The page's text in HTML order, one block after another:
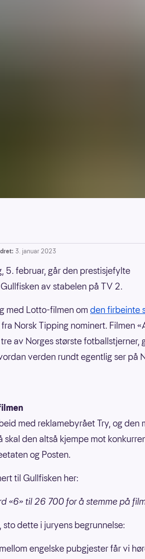
3. januar 2023
5. februar, går den prestisjefylte
av stabelen på TV 2.
med Lotto-filmen omden firbeinte
Norsk Tipping nominert. Filmen
av Norges største fotballstjerner,
verden rundt egentlig ser på
med reklamebyrået Try, og den
skal den altså kjempe mot
og Posten.
til Gullfisken her:
«6» til 26 700 for å stemme på
dette i juryens begrunnelse:
engelske pubgjester får vi